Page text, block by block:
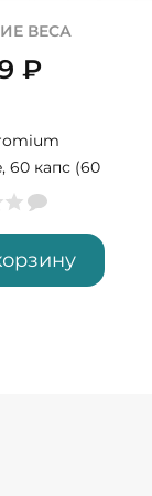
ВЕСА
₽
60 капс (60